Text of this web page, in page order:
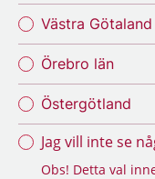
Västra Götaland
Örebro län
Östergötland
Jag vill inte se
Obs! Detta val